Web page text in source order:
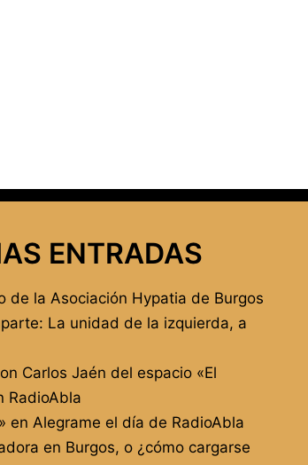
ENTRADAS
de la Asociación Hypatia de Burgos
La unidad de la izquierda, a
Carlos Jaén del espacio «El
RadioAbla
en Alegrame el día de RadioAbla
en Burgos, o ¿cómo cargarse